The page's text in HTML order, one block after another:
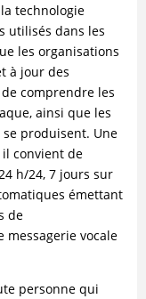
technologie
utilisés dans les
les organisations
à jour des
comprendre les
ainsi que les
produisent. Une
convient de
h/24, 7 jours sur
émettant
de
messagerie vocale
personne qui